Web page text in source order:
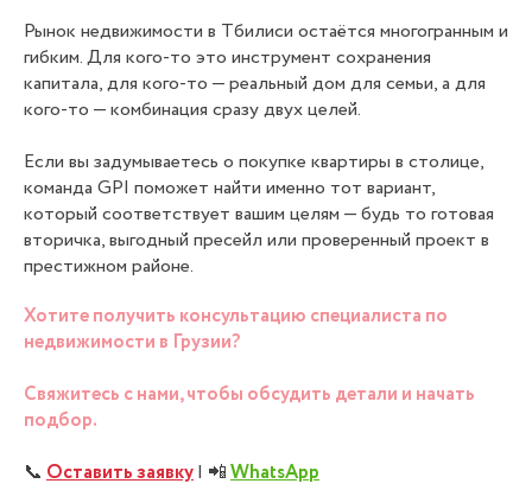
Рынок недвижимости в Тбилиси остаётся многогранным и
гибким. Для кого-то это инструмент сохранения
капитала, для кого-то — реальный дом для семьи, а для
кого-то — комбинация сразу двух целей.
Если вы задумываетесь о покупке квартиры в столице,
команда GPI поможет найти именно тот вариант,
который соответствует вашим целям — будь то готовая
вторичка, выгодный пресейл или проверенный проект в
престижном районе.
Хотите получить консультацию специалиста по
недвижимости в Грузии?
Свяжитесь с нами, чтобы обсудить детали и начать
подбор.
📞 Оставить заявку| 📲WhatsApp